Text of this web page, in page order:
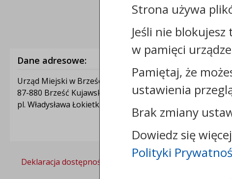
Dane adresowe:
Urząd Miejski w Brześciu Kujawskim
87-880 Brześć Kujawski
pl. Władysława Łokietka 1
Deklaracja dostępności Polityka prywatności
Strona używa
Jeśli nie
w pamięci
Pamiętaj, że
ustawienia
Brak zmiany
Dowiedz się
Polityki